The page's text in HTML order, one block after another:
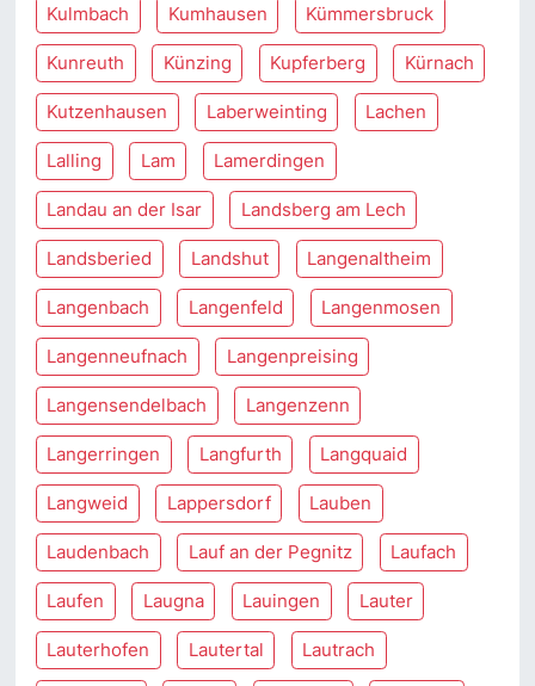
Kulmbach Kumhausen Kümmersbruck
Kunreuth Künzing Kupferberg Kürnach
Kutzenhausen Laberweinting Lachen
Lalling Lam Lamerdingen
Landau an der Isar Landsberg am Lech
Landsberied Landshut Langenaltheim
Langenbach Langenfeld Langenmosen
Langenneufnach Langenpreising
Langensendelbach Langenzenn
Langerringen Langfurth Langquaid
Langweid Lappersdorf Lauben
Laudenbach Lauf an der Pegnitz Laufach
Laufen Laugna Lauingen Lauter
Lauterhofen Lautertal Lautrach